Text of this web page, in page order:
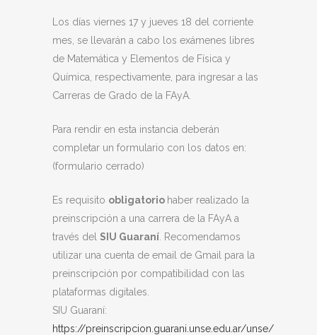
Los días viernes 17 y jueves 18 del corriente
mes, se llevarán a cabo los exámenes libres
de Matemática y Elementos de Física y
Química, respectivamente, para ingresar a las
Carreras de Grado de la FAyA.
Para rendir en esta instancia deberán
completar un formulario con los datos en:
(formulario cerrado)
Es requisito obligatorio haber realizado la
preinscripción a una carrera de la FAyA a
través del SIU Guaraní . Recomendamos
utilizar una cuenta de email de Gmail para la
preinscripción por compatibilidad con las
plataformas digitales.
SIU Guaraní:
https://preinscripcion.guarani.unse.edu.ar/unse/